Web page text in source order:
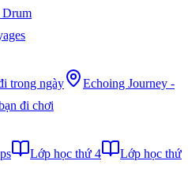
Drum
trong ngày
Echoing Journey -
đi chơi
Lớp học thứ 4
Lớp học thứ